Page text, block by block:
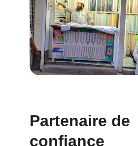
Partenaire de
confiance